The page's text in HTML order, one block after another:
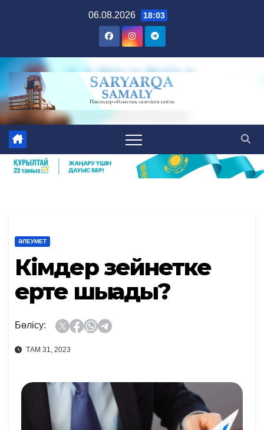
06.08.2026 18:03
ӘЛЕУМЕТ
Кімдер зейнетке
ерте шығады?
Бөлісу:
ТАМ 31, 2023